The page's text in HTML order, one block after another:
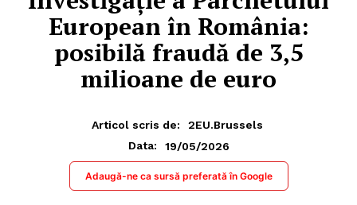
European în România:
posibilă fraudă de 3,5
milioane de euro
Articol scris de:
2EU.Brussels
Data:
19/05/2026
Adaugă-ne ca sursă preferată în Google